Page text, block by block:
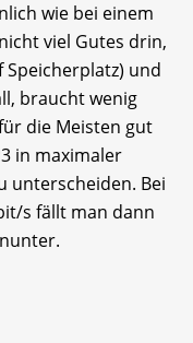
wie bei einem
viel Gutes drin,
und
braucht wenig
die Meisten gut
in maximaler
unterscheiden. Bei
s fällt man dann